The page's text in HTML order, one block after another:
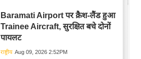
Baramati Airport पर क्रैश-लैंड हुआ
Trainee Aircraft, सुरक्षित बचे दोनों
पायलट
राष्ट्रीय Aug 09, 2026 2:52PM